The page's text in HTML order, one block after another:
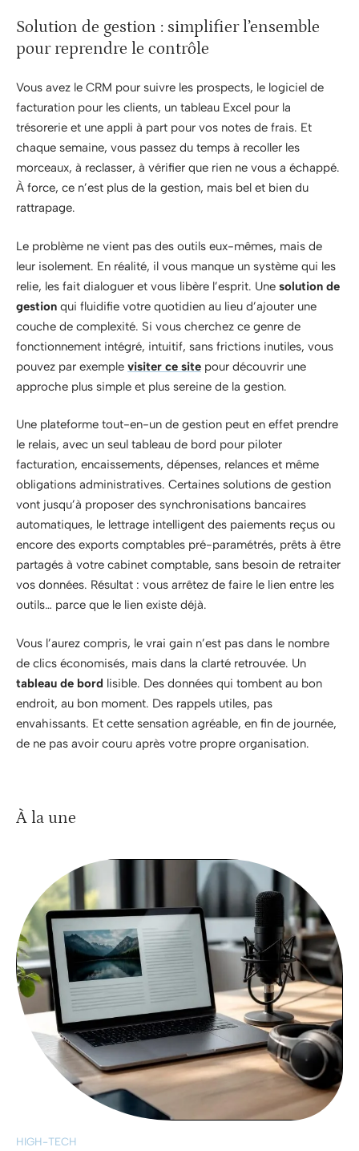
Solution de gestion : simplifier l’ensemble
pour reprendre le contrôle
Vous avez le CRM pour suivre les prospects, le logiciel de
facturation pour les clients, un tableau Excel pour la
trésorerie et une appli à part pour vos notes de frais. Et
chaque semaine, vous passez du temps à recoller les
morceaux, à reclasser, à vérifier que rien ne vous a échappé.
À force, ce n’est plus de la gestion, mais bel et bien du
rattrapage.
Le problème ne vient pas des outils eux-mêmes, mais de
leur isolement. En réalité, il vous manque un système qui les
relie, les fait dialoguer et vous libère l’esprit. Une solution de
gestion qui fluidifie votre quotidien au lieu d’ajouter une
couche de complexité. Si vous cherchez ce genre de
fonctionnement intégré, intuitif, sans frictions inutiles, vous
pouvez par exemple visiter ce site pour découvrir une
approche plus simple et plus sereine de la gestion.
Une plateforme tout-en-un de gestion peut en effet prendre
le relais, avec un seul tableau de bord pour piloter
facturation, encaissements, dépenses, relances et même
obligations administratives. Certaines solutions de gestion
vont jusqu’à proposer des synchronisations bancaires
automatiques, le lettrage intelligent des paiements reçus ou
encore des exports comptables pré-paramétrés, prêts à être
partagés à votre cabinet comptable, sans besoin de retraiter
vos données. Résultat : vous arrêtez de faire le lien entre les
outils… parce que le lien existe déjà.
Vous l’aurez compris, le vrai gain n’est pas dans le nombre
de clics économisés, mais dans la clarté retrouvée. Un
tableau de bord lisible. Des données qui tombent au bon
endroit, au bon moment. Des rappels utiles, pas
envahissants. Et cette sensation agréable, en fin de journée,
de ne pas avoir couru après votre propre organisation.
À la une
HIGH-TECH